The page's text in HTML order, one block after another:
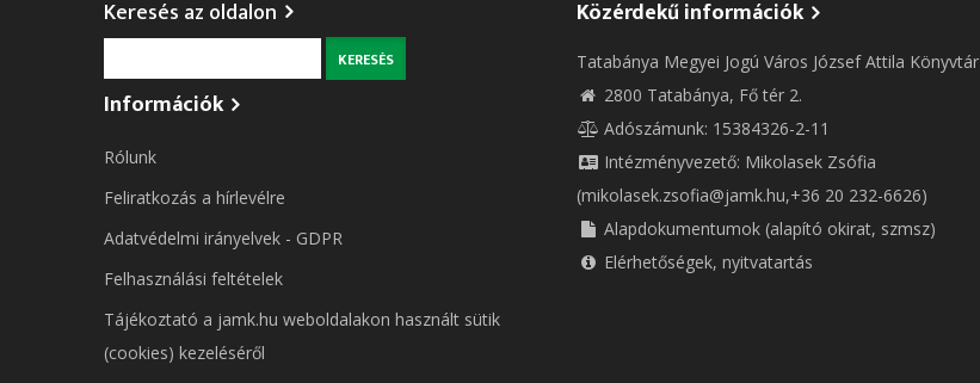
Keresés az oldalon
Információk
Rólunk
Feliratkozás a hírlevélre
Adatvédelmi irányelvek - GDPR
Felhasználási feltételek
Tájékoztató a jamk.hu weboldalakon használt sütik
(cookies) kezeléséről
Közérdekű információk
Tatabánya Megyei Jogú Város József Attila Könyvtár
2800 Tatabánya, Fő tér 2.
Adószámunk: 15384326-2-11
Intézményvezető: Mikolasek Zsófia
(mikolasek.zsofia@jamk.hu,+36 20 232-6626)
Alapdokumentumok (alapító okirat, szmsz)
Elérhetőségek, nyitvatartás